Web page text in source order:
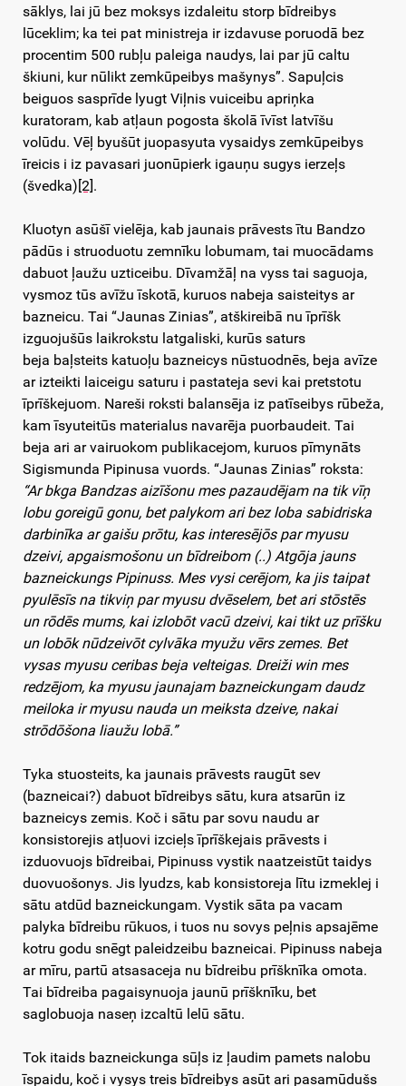
sāklys, lai jū bez moksys izdaleitu storp bīdreibys
lūceklim; ka tei pat ministreja ir izdavuse poruodā bez
procentim 500 rubļu paleiga naudys, lai par jū caltu
škiuni, kur nūlikt zemkūpeibys mašynys”. Sapuļcis
beiguos sasprīde lyugt Viļnis vuiceibu apriņka
kuratoram, kab atļaun pogosta školā īvīst latvīšu
volūdu. Vēļ byušūt juopasyuta vysaidys zemkūpeibys
īreicis i iz pavasari juonūpierk igauņu sugys ierzeļs
(švedka) [2].
Kluotyn asūšī vielēja, kab jaunais prāvests ītu Bandzo
pādūs i struoduotu zemnīku lobumam, tai muocādams
dabuot ļaužu uzticeibu. Dīvamžāļ na vyss tai saguoja,
vysmoz tūs avīžu īskotā, kuruos nabeja saisteitys ar
bazneicu. Tai “Jaunas Zinias”, atškireibā nu īprīšk
izguojušūs laikrokstu latgaliski, kurūs saturs
beja baļsteits katuoļu bazneicys nūstuodnēs, beja avīze
ar izteikti laiceigu saturu i pastateja sevi kai pretstotu
īprīškejuom. Nareši roksti balansēja iz patīseibys rūbeža,
kam īsyuteitūs materialus navarēja puorbaudeit. Tai
beja ari ar vairuokom publikacejom, kuruos pīmynāts
Sigismunda Pipinusa vuords. “Jaunas Zinias” roksta:
“Ar bkga Bandzas aizīšonu mes pazaudējam na tik vīņ
lobu goreigū gonu, bet palykom ari bez loba sabidriska
darbinīka ar gaišu prōtu, kas interesējōs par myusu
dzeivi, apgaismošonu un bīdreibom (..) Atgōja jauns
bazneickungs Pipinuss. Mes vysi cerējom, ka jis taipat
pyulēsīs na tikviņ par myusu dvēselem, bet ari stōstēs
un rōdēs mums, kai izlobōt vacū dzeivi, kai tikt uz prīšku
un lobōk nūdzeivōt cylvāka myužu vērs zemes. Bet
vysas myusu ceribas beja velteigas. Dreiži win mes
redzējom, ka myusu jaunajam bazneickungam daudz
meiloka ir myusu nauda un meiksta dzeive, nakai
strōdōšona liaužu lobā.”
Tyka stuosteits, ka jaunais prāvests raugūt sev
(bazneicai?) dabuot bīdreibys sātu, kura atsarūn iz
bazneicys zemis. Koč i sātu par sovu naudu ar
konsistorejis atļuovi izcieļs īprīškejais prāvests i
izduovuojs bīdreibai, Pipinuss vystik naatzeistūt taidys
duovuošonys. Jis lyudzs, kab konsistoreja lītu izmeklej i
sātu atdūd bazneickungam. Vystik sāta pa vacam
palyka bīdreibu rūkuos, i tuos nu sovys peļnis apsajēme
kotru godu snēgt paleidzeibu bazneicai. Pipinuss nabeja
ar mīru, partū atsasaceja nu bīdreibu prīšknīka omota.
Tai bīdreiba pagaisynuoja jaunū prīšknīku, bet
saglobuoja naseņ izcaltū lelū sātu.
Tok itaids bazneickunga sūļs iz ļaudim pamets nalobu
īspaidu, koč i vysys treis bīdreibys asūt ari pasamūdušs